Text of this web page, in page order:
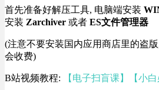
首先准备好解压工具, 电脑端安装
安装 Zarchiver 或者 ES文件管理器
(注意不要安装国内应用商店里的盗
会收费)
B站视频教程: 【电子扫盲课】【小